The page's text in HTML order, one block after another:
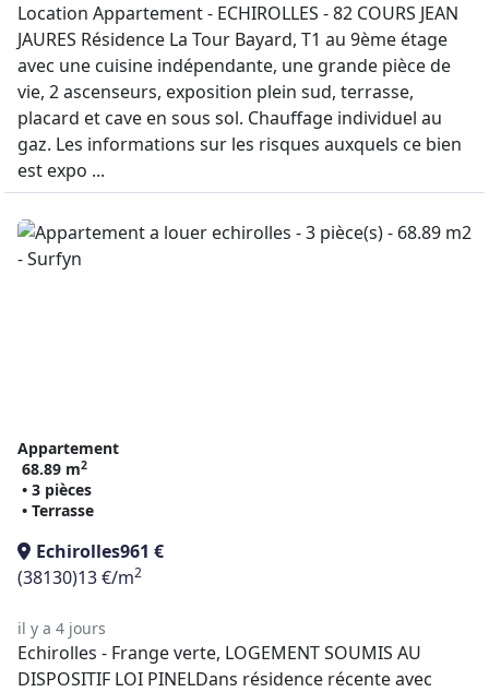
Location Appartement - ECHIROLLES - 82 COURS JEAN
JAURES Résidence La Tour Bayard, T1 au 9ème étage
avec une cuisine indépendante, une grande pièce de
vie, 2 ascenseurs, exposition plein sud, terrasse,
placard et cave en sous sol. Chauffage individuel au
gaz. Les informations sur les risques auxquels ce bien
est expo ...
Appartement
68.89 m2
• 3 pièces
• Terrasse
Echirolles961 €
(38130)13 €/m2
il y a 4 jours
Echirolles - Frange verte, LOGEMENT SOUMIS AU
DISPOSITIF LOI PINELDans résidence récente avec